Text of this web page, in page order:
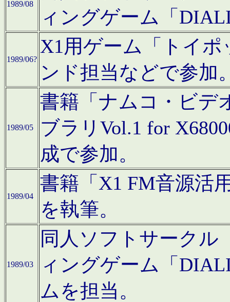
1989/08
ィングゲーム「
1989/06?
X1用ゲーム「トイ
ンド担当などで参加
1989/05
書籍「ナムコ・ビデ
ブラリVol.1 for
成で参加。
1989/04
書籍「X1 FM音源活
を執筆。
1989/03
同人ソフトサークル
ィングゲーム「
ムを担当。